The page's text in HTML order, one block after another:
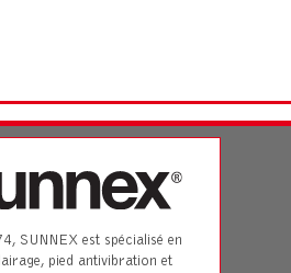
SUNNEX est spécialisé en
pied antivibration et